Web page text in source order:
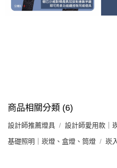
商品相關分類 (6)
設計師推薦燈具 設計師愛用款｜
基礎照明｜崁燈、盒燈、筒燈 崁